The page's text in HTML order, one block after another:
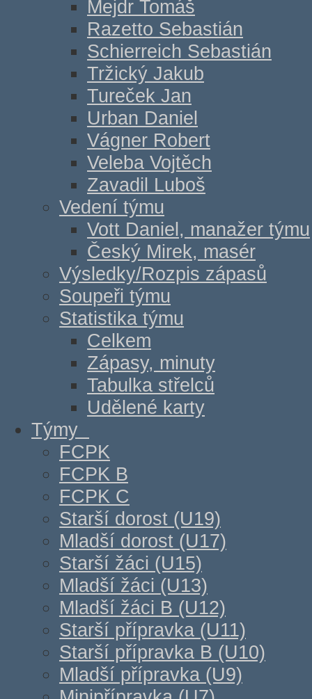
Mejdr Tomáš
Razetto Sebastián
Schierreich Sebastián
Tržický Jakub
Tureček Jan
Urban Daniel
Vágner Robert
Veleba Vojtěch
Zavadil Luboš
Vedení týmu
Vott Daniel, manažer týmu
Český Mirek, masér
Výsledky/Rozpis zápasů
Soupeři týmu
Statistika týmu
Celkem
Zápasy, minuty
Tabulka střelců
Udělené karty
Týmy
FCPK
FCPK B
FCPK C
Starší dorost (U19)
Mladší dorost (U17)
Starší žáci (U15)
Mladší žáci (U13)
Mladší žáci B (U12)
Starší přípravka (U11)
Starší přípravka B (U10)
Mladší přípravka (U9)